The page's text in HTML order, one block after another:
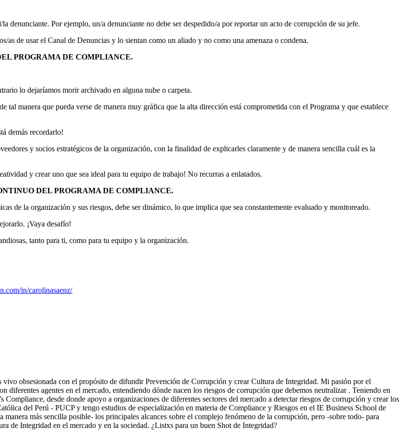
denunciante. Por ejemplo, un/a denunciante no debe ser despedido/a por reportar un acto de corrupción de su jefe.
as de usar el Canal de Denuncias y lo sientan como un aliado y no como una amenaza o condena.
PROGRAMA DE COMPLIANCE.
lo dejaríamos morir archivado en alguna nube o carpeta.
manera que pueda verse de manera muy gráfica que la alta dirección está comprometida con el Programa y que establece
demás recordarlo!
y socios estratégicos de la organización, con la finalidad de explicarles claramente y de manera sencilla cuál es la
y crear uno que sea ideal para tu equipo de trabajo! No recurras a enlatados.
DEL PROGRAMA DE COMPLIANCE.
de la organización y sus riesgos, debe ser dinámico, lo que implica que sea constantemente evaluado y monitoreado.
¡Vaya desafío!
tanto para ti, como para tu equipo y la organización.
in/carolinasaenz/
obsesionada con el propósito de difundir Prevención de Corrupción y crear Cultura de Integridad. Mi pasión por el
agentes en el mercado, entendiendo dónde nacen los riesgos de corrupción que debemos neutralizar . Teniendo en
desde donde apoyo a organizaciones de diferentes sectores del mercado a detectar riesgos de corrupción y crear los
del Perú - PUCP y tengo estudios de especialización en materia de Compliance y Riesgos en el IE Business School de
más sencilla posible- los principales alcances sobre el complejo fenómeno de la corrupción, pero -sobre todo- para
de Integridad en el mercado y en la sociedad. ¿Listxs para un buen Shot de Integridad?